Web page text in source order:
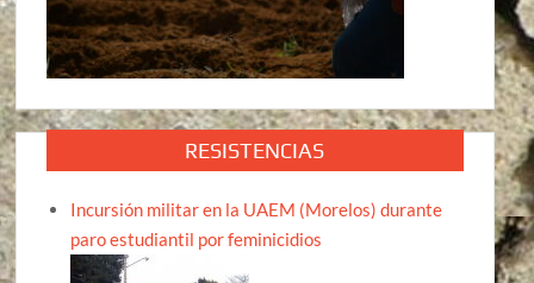
RESISTENCIAS
Incursión militar en la UAEM (Morelos) durante
paro estudiantil por feminicidios